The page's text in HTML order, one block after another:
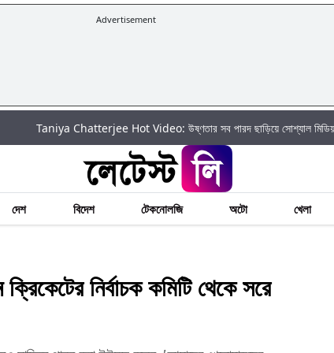
Advertisement
Chatterjee Hot Video: উষ্ণতার সব পারদ ছাড়িয়ে সোশ্যাল মিডিয়ায় আগুন ঝরালেন
দেশ বিদেশ টেকনোলজি অটো খেলা
নির্বাচক কমিটি থেকে সরে